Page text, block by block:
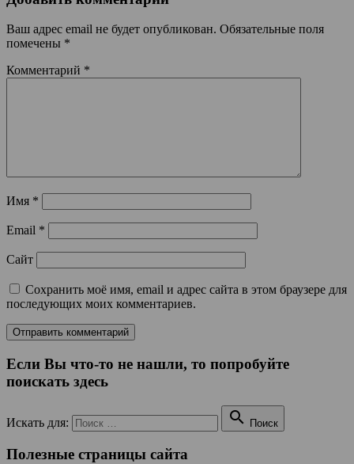
Ваш адрес email не будет опубликован. Обязательные поля
помечены *
Комментарий *
Имя *
Email *
Сайт
Сохранить моё имя, email и адрес сайта в этом браузере для
последующих моих комментариев.
Если Вы что-то не нашли, то попробуйте
поискать здесь
Искать для:  Поиск
Полезные страницы сайта